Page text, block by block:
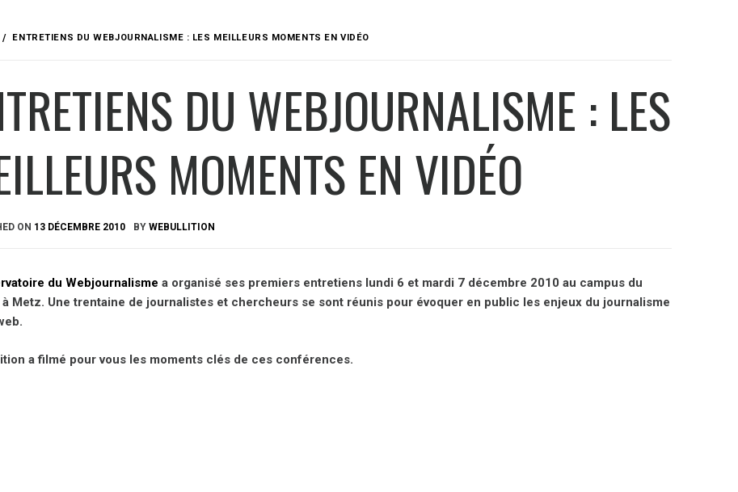
ENTRETIENS DU WEBJOURNALISME : LES MEILLEURS MOMENTS EN VIDÉO
DU WEBJOURNALISME : LES
MOMENTS EN VIDÉO
ON 13 DÉCEMBRE 2010 BYWEBULLITION
du Webjournalisme a organisé ses premiers entretiens lundi 6 et mardi 7 décembre 2010 au campus du
à Metz. Une trentaine de journalistes et chercheurs se sont réunis pour évoquer en public les enjeux du journalisme
a filmé pour vous les moments clés de ces conférences.